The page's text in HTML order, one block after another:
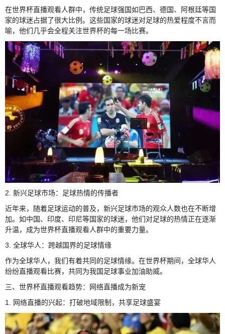
在世界杯直播观看人群中，传统足球强国如巴西、德国、阿根廷等国
家的球迷占据了很大比例。这些国家的球迷对足球的热爱程度不言而
喻，他们几乎会全程关注世界杯的每一场比赛。
2. 新兴足球市场：足球热情的传播者
近年来，随着足球运动的普及，新兴足球市场的观众人数也在不断增
加。如中国、印度、印尼等国家的球迷，他们对足球的热情正在逐渐
升温，成为世界杯直播观看人群中的重要力量。
3. 全球华人：跨越国界的足球情缘
作为全球华人，我们有着共同的足球情缘。在世界杯期间，全球华人
纷纷直播观看比赛，共同为我国足球事业加油助威。
三、世界杯直播观看趋势：网络直播成为新宠
1. 网络直播的兴起：打破地域限制，共享足球盛宴